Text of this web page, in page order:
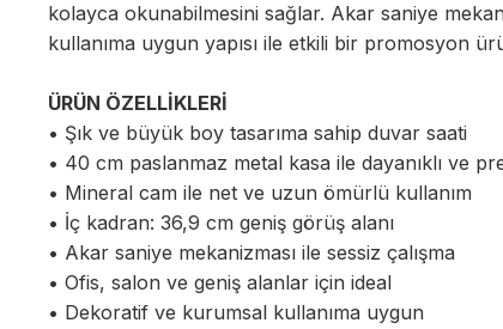
kolayca okunabilmesini sağlar. Akar saniye
kullanıma uygun yapısı ile etkili bir promosyon
ÜRÜN ÖZELLİKLERİ
• Şık ve büyük boy tasarıma sahip duvar saati
• 40 cm paslanmaz metal kasa ile dayanıklı ve
• Mineral cam ile net ve uzun ömürlü kullanım
• İç kadran: 36,9 cm geniş görüş alanı
• Akar saniye mekanizması ile sessiz çalışma
• Ofis, salon ve geniş alanlar için ideal
• Dekoratif ve kurumsal kullanıma uygun